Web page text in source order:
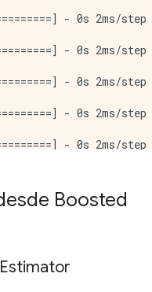
- 0s
- 0s
- 0s
- 0s
- 0s
- 0s
Boosted
Estimator